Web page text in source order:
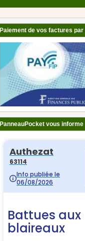
Paiement de vos factures
PanneauPocket vous informe